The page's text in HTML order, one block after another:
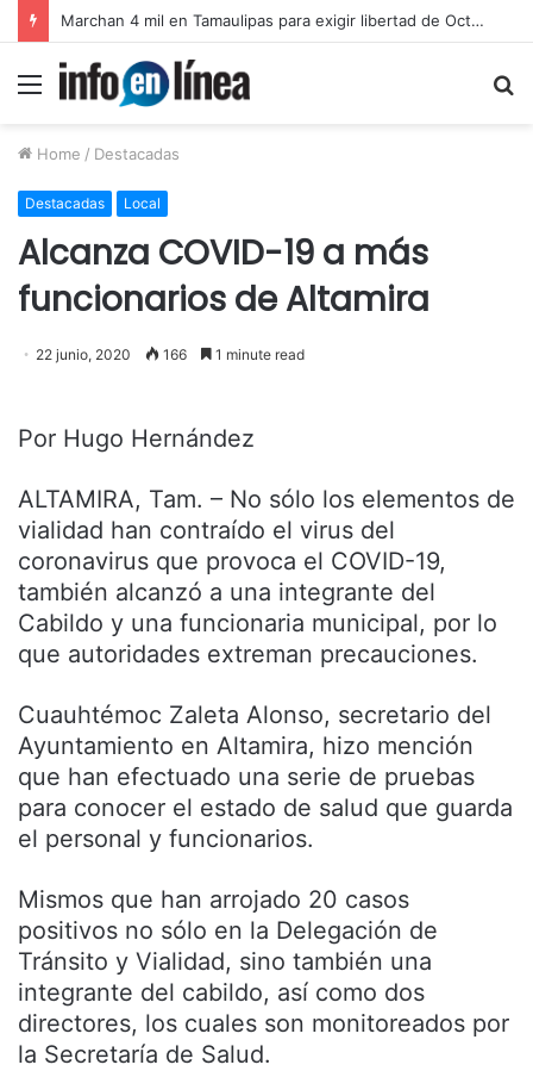
Marchan 4 mil en Tamaulipas para exigir libertad de Octavio Leal Moncada
Menu
Home / Destacadas
Destacadas Local
Alcanza COVID-19 a más
funcionarios de Altamira
22 junio, 2020 166 1 minute read
Por Hugo Hernández
ALTAMIRA, Tam. – No sólo los elementos de
vialidad han contraído el virus del
coronavirus que provoca el COVID-19,
también alcanzó a una integrante del
Cabildo y una funcionaria municipal, por lo
que autoridades extreman precauciones.
Cuauhtémoc Zaleta Alonso, secretario del
Ayuntamiento en Altamira, hizo mención
que han efectuado una serie de pruebas
para conocer el estado de salud que guarda
el personal y funcionarios.
Mismos que han arrojado 20 casos
positivos no sólo en la Delegación de
Tránsito y Vialidad, sino también una
integrante del cabildo, así como dos
directores, los cuales son monitoreados por
la Secretaría de Salud.